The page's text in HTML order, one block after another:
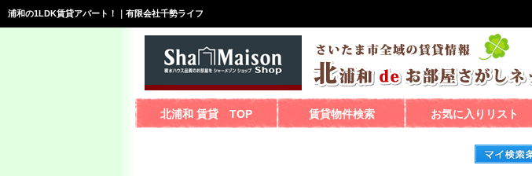
浦和の1LDK賃貸アパート！｜有限会社千勢ライフ
北浦和 賃貸 TOP 賃貸物件検索 お気に入りリスト